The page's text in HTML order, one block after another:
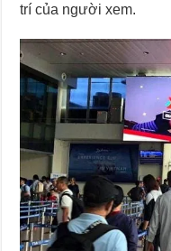
trí của người xem.